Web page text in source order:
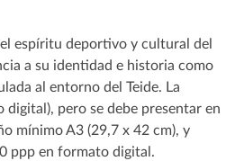
espíritu deportivo y cultural del
a su identidad e historia como
al entorno del Teide. La
digital), pero se debe presentar en
mínimo A3 (29,7 x 42 cm), y
ppp en formato digital.